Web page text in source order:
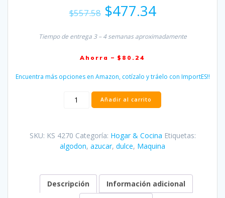
$557.58 El
precio
original
era:
$557.58.
$477.34El
actual
es:
Tiempo de entrega 3 – 4 semanas aproximadamente
Ahorra – $80.24
Encuentra más opciones en Amazon, cotízalo y tráelo con ImportES!!
Maquina
algodón
cantidad
Añadir al carrito
SKU: KS 4270 Categoría: Hogar & Cocina Etiquetas:
algodon, azucar, dulce, Maquina
Descripción
Información adicional